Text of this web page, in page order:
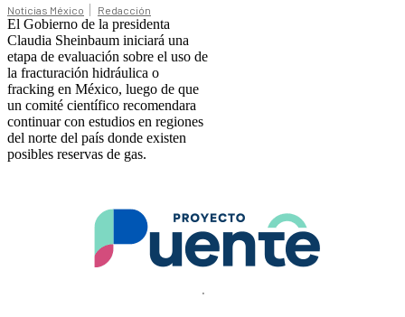
Noticias México Redacción
El Gobierno de la presidenta
Claudia Sheinbaum iniciará una
etapa de evaluación sobre el uso de
la fracturación hidráulica o
fracking en México, luego de que
un comité científico recomendara
continuar con estudios en regiones
del norte del país donde existen
posibles reservas de gas.
.